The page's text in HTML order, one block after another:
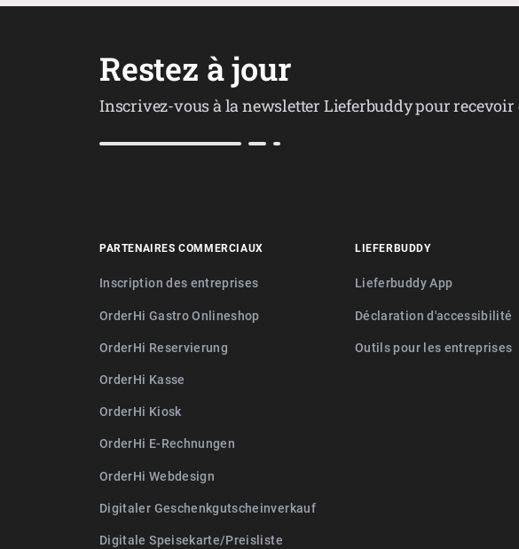
Restez à jour
Inscrivez-vous à la newsletter Lieferbuddy pour
PARTENAIRES COMMERCIAUX
Inscription des entreprises
OrderHi Gastro Onlineshop
OrderHi Reservierung
OrderHi Kasse
OrderHi Kiosk
OrderHi E-Rechnungen
OrderHi Webdesign
Digitaler Geschenkgutscheinverkauf
Digitale Speisekarte/Preisliste
LIEFERBUDDY
Lieferbuddy App
Déclaration d'accessibilité
Outils pour les entreprises